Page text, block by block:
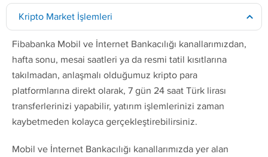
Kripto Market İşlemleri
Fibabanka Mobil ve İnternet Bankacılığı kanallarımızdan,
hafta sonu, mesai saatleri ya da resmi tatil kısıtlarına
takılmadan, anlaşmalı olduğumuz kripto para
platformlarına direkt olarak, 7 gün 24 saat Türk lirası
transferlerinizi yapabilir, yatırım işlemlerinizi zaman
kaybetmeden kolayca gerçekleştirebilirsiniz.
Mobil ve İnternet Bankacılığı kanallarımızda yer alan